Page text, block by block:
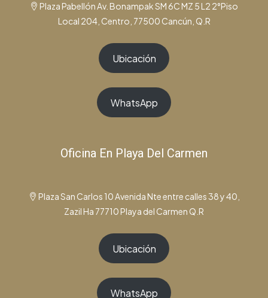
Plaza Pabellón Av. Bonampak SM 6C MZ 5 L2 2°Piso
Local 204, Centro, 77500 Cancún, Q.R
Ubicación
WhatsApp
Oficina En Playa Del Carmen
Plaza San Carlos 10 Avenida Nte entre calles 38 y 40,
Zazil Ha 77710 Playa del Carmen Q.R
Ubicación
WhatsApp